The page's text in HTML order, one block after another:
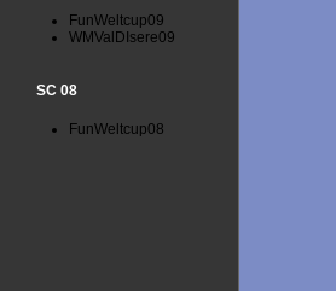
FunWeltcup09
WMValDIsere09
SC 08
FunWeltcup08